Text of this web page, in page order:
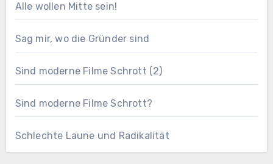
Alle wollen Mitte sein!
Sag mir, wo die Gründer sind
Sind moderne Filme Schrott (2)
Sind moderne Filme Schrott?
Schlechte Laune und Radikalität